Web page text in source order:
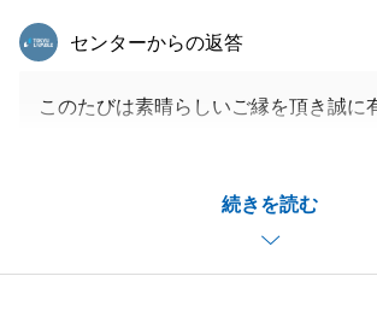
続きを読む
東急リバブル
センターからの返答
このたびは素晴らしいご縁を頂き誠に
よろしくお願い致します。